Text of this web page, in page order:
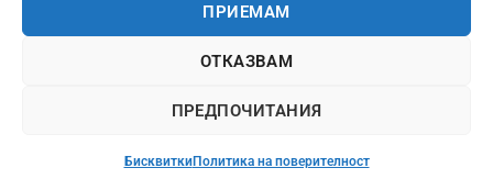
ПРИЕМАМ
ОТКАЗВАМ
ПРЕДПОЧИТАНИЯ
БисквиткиПолитика на поверителност
Понеделник - Петък от
Всички права запазени 2026 ©maxair-bg.com